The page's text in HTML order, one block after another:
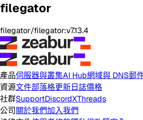
filegator
filegator/filegator:v7.13.4
產品伺服器與叢集AI Hub網域與 DNS郵
資源文件部落格更新日誌價格
社群SupportDiscordXThreads
公司 關於我們加入我們